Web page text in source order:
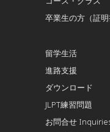
卒業生の方（証明
留学生活
進路支援
ダウンロード
JLPT練習問題
お問合せ